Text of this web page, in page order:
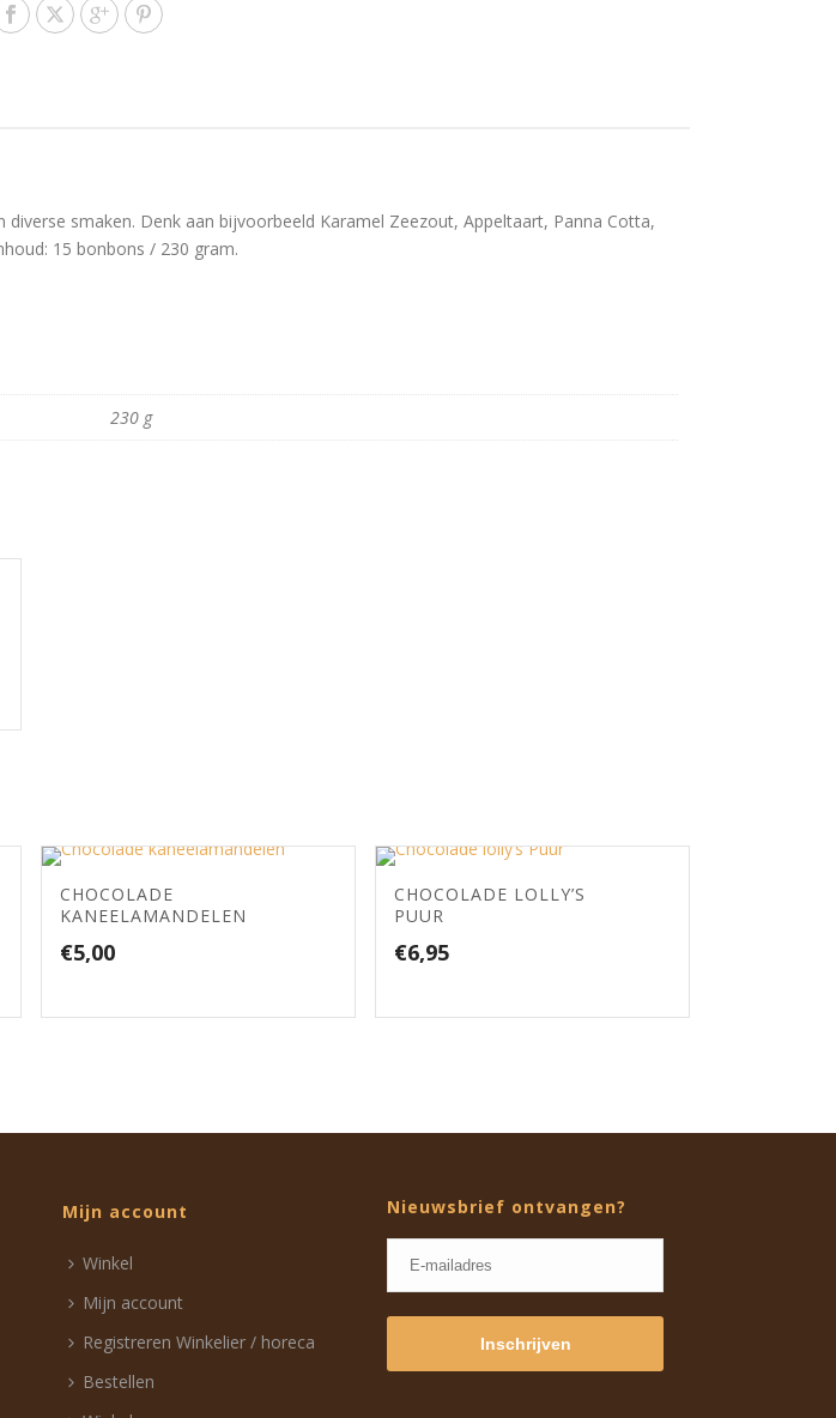
smaken. Denk aan bijvoorbeeld Karamel Zeezout, Appeltaart, Panna Cotta,
15 bonbons / 230 gram.
230 g
CHOCOLADE
KANEELAMANDELEN
€5,00
CHOCOLADE LOLLY’S
PUUR
€6,95
Mijn account
Winkel
Mijn account
Registreren Winkelier / horeca
Bestellen
Nieuwsbrief ontvangen?